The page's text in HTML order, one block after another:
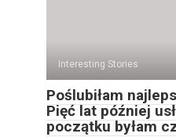
Interesting Stories
Poślubiłam
Pięć lat później
początku byłam